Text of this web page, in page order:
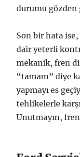
durumu
Son bir hata
dair yeterli
mekanik, fren
“tamam” diye
yapmayı es
tehlikelerle
Unutmayın,